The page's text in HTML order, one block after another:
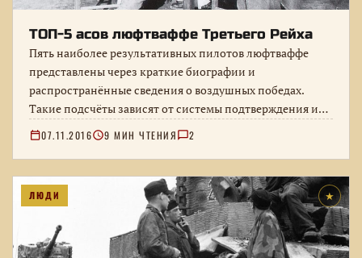
ТОП-5 асов люфтваффе Третьего Рейха
Пять наиболее результативных пилотов люфтваффе
представлены через краткие биографии и
распространённые сведения о воздушных победах.
Такие подсчёты зависят от системы подтверждения и
послевоенных источников, поэтому…
07.11.2016 9 МИН ЧТЕНИЯ 2
ЛЮДИ ★